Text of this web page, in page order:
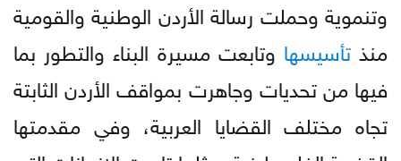
وتنموية وحملت رسالة الأردن الوطنية والقومية
منذتأسيسها وتابعت مسيرة البناء والتطور بما
فيها من تحديات وجاهرت بمواقف الأردن الثابتة
تجاه مختلف القضايا العربية، وفي مقدمتها